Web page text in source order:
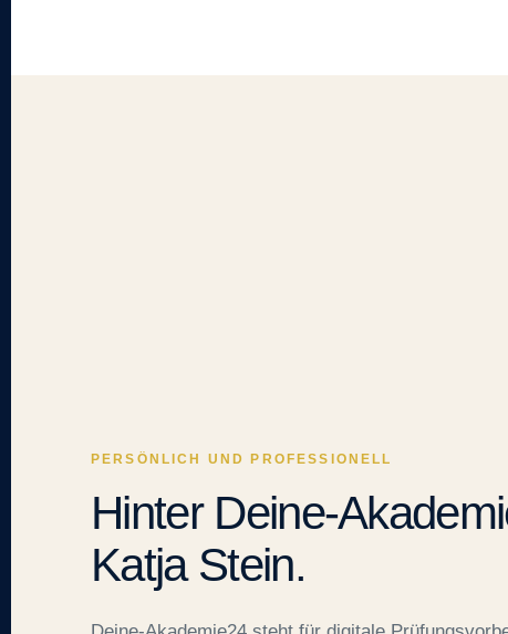
PERSÖNLICH UND PROFESSIONELL
Hinter Deine-
Katja Stein.